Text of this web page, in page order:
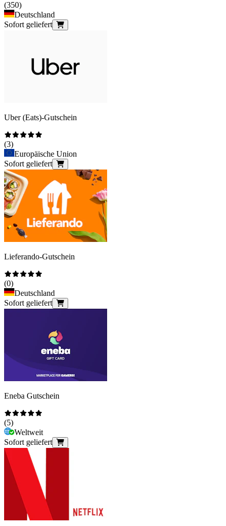
(350)
Deutschland
Sofort geliefert
Uber (Eats)-Gutschein
(3)
Europäische Union
Sofort geliefert
Lieferando-Gutschein
(0)
Deutschland
Sofort geliefert
Eneba Gutschein
(5)
Weltweit
Sofort geliefert